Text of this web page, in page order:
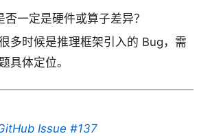
一定是硬件或算子差异？
多时候是推理框架引入的 Bug，需
具体定位。
Issue #137